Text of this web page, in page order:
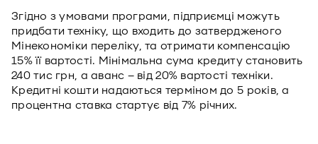
Згідно з умовами програми, підприємці можуть
придбати техніку, що входить до затвердженого
Мінекономіки переліку, та отримати компенсацію
15% її вартості. Мінімальна сума кредиту становить
240 тис грн, а аванс – від 20% вартості техніки.
Кредитні кошти надаються терміном до 5 років, а
процентна ставка стартує від 7% річних.